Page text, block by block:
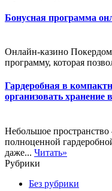
Бонусная программа
Онлайн-казино
программу, которая
Гардеробная в
организовать хранение
Небольшое пространство
полноценной
даже... Читать»
Рубрики
Без рубрики